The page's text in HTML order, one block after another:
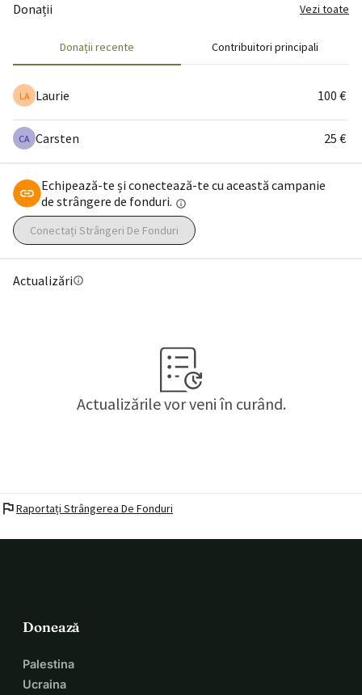
construirea de rețele valoroase. În plus, contribuiți la crearea
atât pentru dumneavoastră, cât și pentru generațiile
Donații Vezi toate
Donații recente Contribuitori principali
LA Laurie 100 €
CA Carsten 25 €
Echipează-te și conectează-te cu această campanie
de strângere de fonduri. info
Conectați Strângeri De Fonduri
Actualizăriinfo
Actualizările vor veni în curând.
flagRaportați Strângerea De Fonduri
Donează
Palestina
Ucraina